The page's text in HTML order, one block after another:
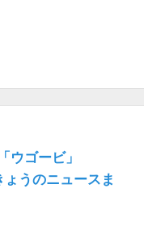
ウゴービ」
うのニュースま